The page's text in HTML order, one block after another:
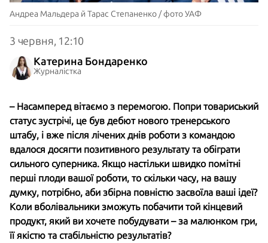
Андреа Мальдера й Тарас Степаненко / фото УАФ
3 червня, 12:10
Катерина Бондаренко
Журналістка
– Насамперед вітаємо з перемогою. Попри товариський
статус зустрічі, це був дебют нового тренерського
штабу, і вже після лічених днів роботи з командою
вдалося досягти позитивного результату та обіграти
сильного суперника. Якщо настільки швидко помітні
перші плоди вашої роботи, то скільки часу, на вашу
думку, потрібно, аби збірна повністю засвоїла ваші ідеї?
Коли вболівальники зможуть побачити той кінцевий
продукт, який ви хочете побудувати – за малюнком гри,
її якістю та стабільністю результатів?